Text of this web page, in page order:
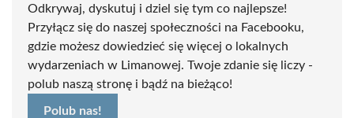
Odkrywaj, dyskutuj i dziel się tym co najlepsze!
Przyłącz się do naszej społeczności na Facebooku,
gdzie możesz dowiedzieć się więcej o lokalnych
wydarzeniach w Limanowej. Twoje zdanie się liczy -
polub naszą stronę i bądź na bieżąco!
Polub nas!